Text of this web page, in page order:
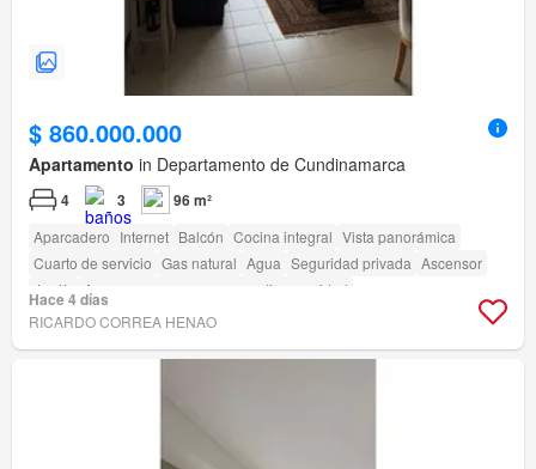
$ 860.000.000
Apartamento in Departamento de Cundinamarca
4 3 96 m²
Aparcadero Internet Balcón Cocina integral Vista panorámica
Cuarto de servicio Gas natural Agua Seguridad privada Ascensor
Jardín
Acceso para personas con discapacidad
Hace 4 días
RICARDO CORREA HENAO